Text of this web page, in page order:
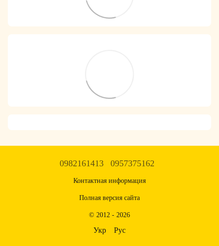
0982161413 0957375162
Контактная информация
Полная версия сайта
© 2012 - 2026
Укр Рус